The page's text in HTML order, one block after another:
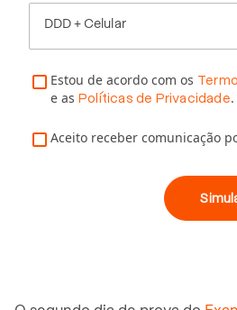
DDD + Celular
Estou de acordo com os
e as Políticas de Privacidade
Aceito receber comunicação